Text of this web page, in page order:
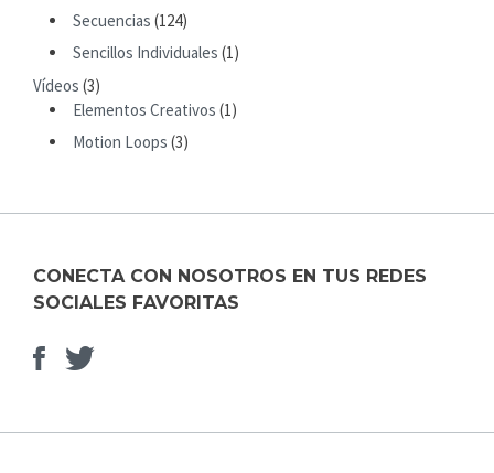
Secuencias (124)
Sencillos Individuales (1)
Vídeos (3)
Elementos Creativos (1)
Motion Loops (3)
CONECTA CON NOSOTROS EN TUS REDES
SOCIALES FAVORITAS
Facebook
Elemento